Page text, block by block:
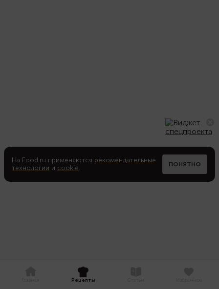
На Food.ru применяются рекомендательные
технологии и cookie. ПОНЯТНО
Рецепты